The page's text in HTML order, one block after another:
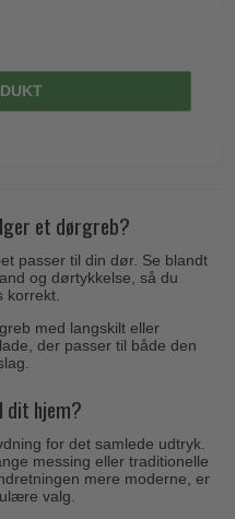
et dørgreb?
passer til din dør. Se blandt
og dørtykkelse, så du
korrekt.
med langskilt eller
der passer til både den
dit hjem?
for det samlede udtryk.
messing eller traditionelle
mere moderne, er
valg.